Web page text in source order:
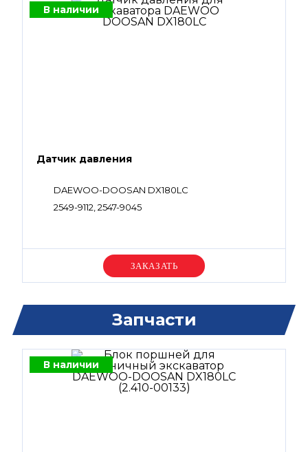
В наличии
Датчик давления
DAEWOO-DOOSAN DX180LC
2549-9112, 2547-9045
Уточняйте цену
Запчасти
В наличии